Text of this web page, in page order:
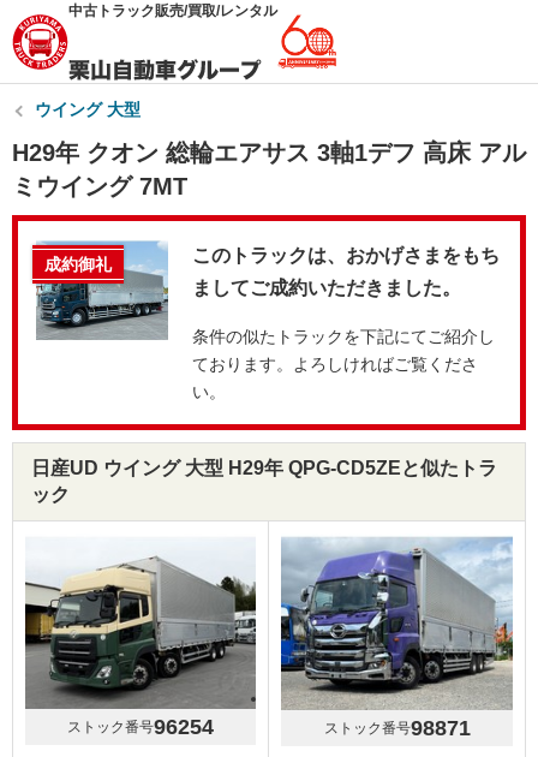
中古トラック販売/買取/レンタル
ウイング 大型
H29年 クオン 総輪エアサス 3軸1デフ 高床 アル
ミウイング 7MT
成約御礼
このトラックは、おかげさまをもち
ましてご成約いただきました。
条件の似たトラックを下記にてご紹介し
ております。よろしければご覧くださ
い。
日産UD ウイング 大型 H29年 QPG-CD5ZEと似たトラ
ック
ストック番号96254 ストック番号98871